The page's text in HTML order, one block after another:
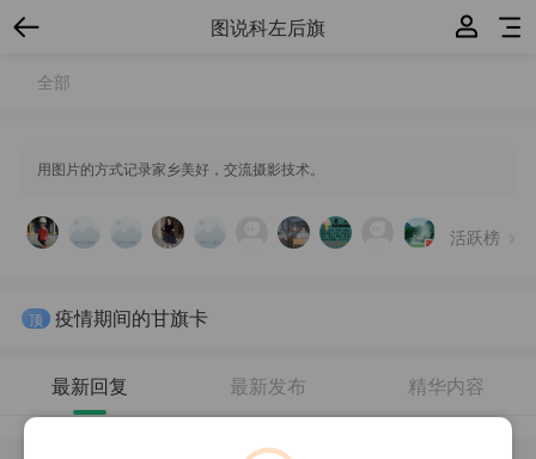
图说科左后旗
全部
用图片的方式记录家乡美好，交流摄影技术。
活跃榜
顶 疫情期间的甘旗卡
最新回复 最新发布 精华内容